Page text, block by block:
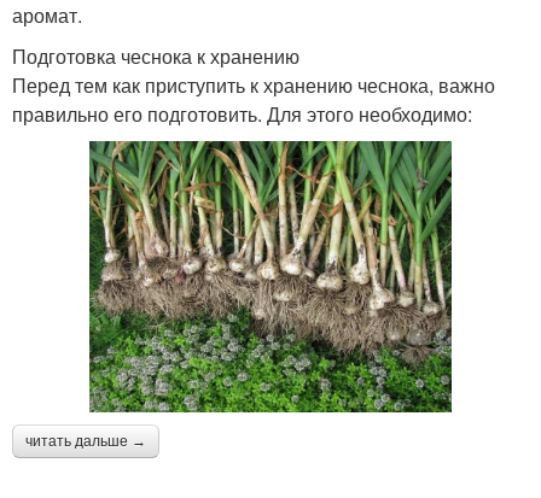
аромат.
Подготовка чеснока к хранению
Перед тем как приступить к хранению чеснока, важно
правильно его подготовить. Для этого необходимо:
читать дальше →